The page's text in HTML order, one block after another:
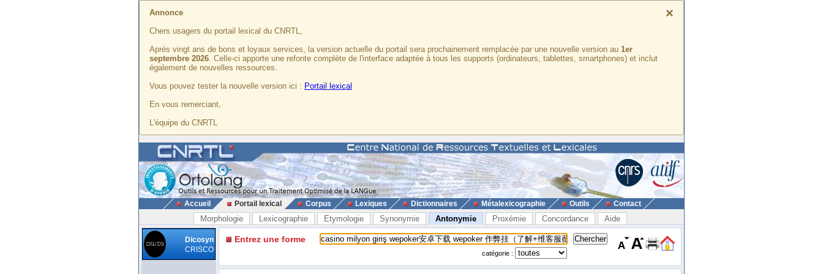
×
Annonce
Chers usagers du portail lexical du CNRTL,
Après vingt ans de bons et loyaux services, la version actuelle du portail sera prochainement remplacée par une nouvelle version au 1er
septembre 2026. Celle-ci apporte une refonte complète de l'interface adaptée à tous les supports (ordinateurs, tablettes, smartphones) et inclut
également de nouvelles ressources.
Vous pouvez tester la nouvelle version ici : Portail lexical
En vous remerciant,
L'équipe du CNRTL
Accueil Portail lexical Corpus Lexiques Dictionnaires Métalexicographie Outils Contact
Morphologie Lexicographie Etymologie Synonymie Antonymie Proxémie Concordance Aide
Dicosyn
CRISCO
Entrez une forme
catégorie :